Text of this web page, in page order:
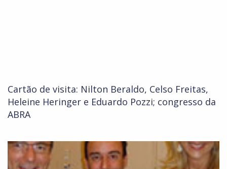
Cartão de visita: Nilton Beraldo, Celso Freitas,
Heleine Heringer e Eduardo Pozzi; congresso da
ABRA